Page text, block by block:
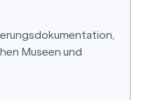
Museen und